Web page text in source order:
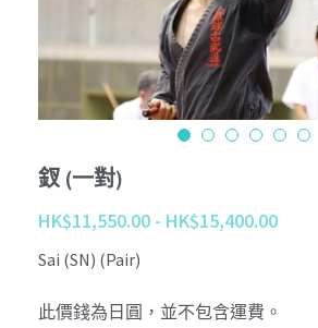
周邊商品 Merchandise
護具 Protectors
鍛鍊具 Training Mitt
沖繩傳統古武道 Okinawa Kobudo
Instagram
Facebook
退貨條款 Return Terms
註冊
釵 (一對)
HK$11,550.00 - HK$15,400.00
Sai (SN) (Pair)
此價錢為日圓，並不包含運費。